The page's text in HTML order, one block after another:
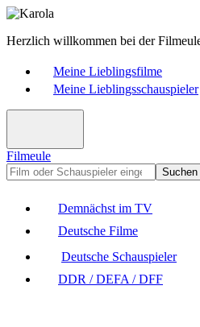
Herzlich willkommen bei der
Meine Lieblingsfilme
Meine Lieblingsschauspieler
Filmeule
Suchen
Demnächst im TV
Deutsche Filme
Deutsche Schauspieler
DDR / DEFA / DFF